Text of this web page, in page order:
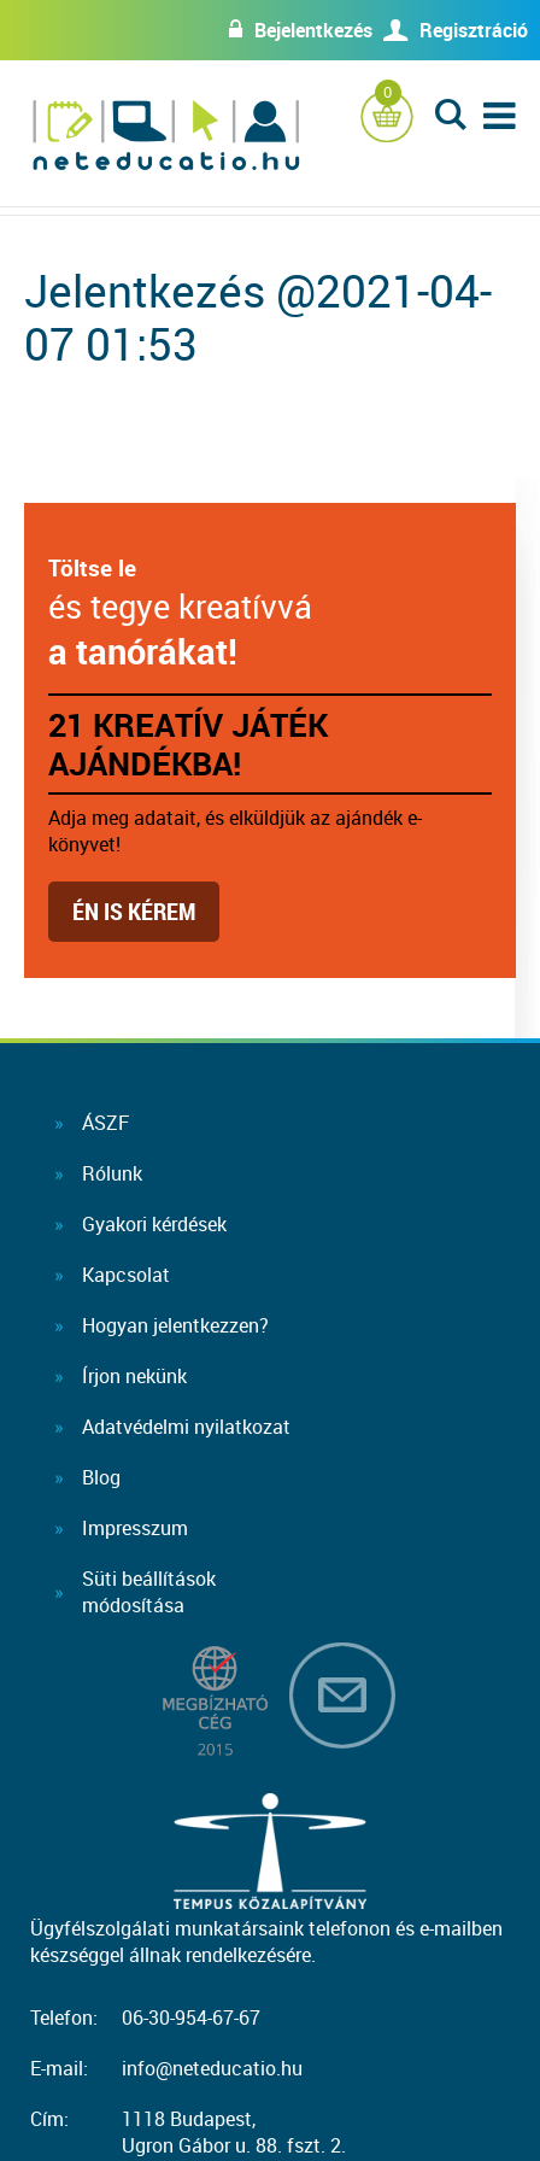
w Bejelentkezés U Regisztráció
0
L
Jelentkezés @2021-04-
07 01:53
Töltse le
és tegye kreatívvá
a tanórákat!
21 KREATÍV JÁTÉK
AJÁNDÉKBA!
Adja meg adatait, és elküldjük az ajándék e-
könyvet!
ÉN IS KÉREM
ÁSZF
Rólunk
Gyakori kérdések
Kapcsolat
Hogyan jelentkezzen?
Írjon nekünk
Adatvédelmi nyilatkozat
Blog
Impresszum
Süti beállítások
módosítása
Ügyfélszolgálati munkatársaink telefonon és e-mailben
készséggel állnak rendelkezésére.
Telefon:
06-30-954-67-67
E-mail:
info@neteducatio.hu
Cím:
1118 Budapest,
Ugron Gábor u. 88. fszt. 2.